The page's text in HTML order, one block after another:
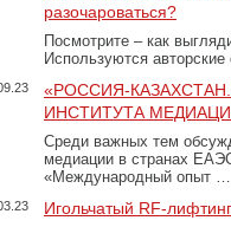
разочароваться?
Посмотрите – как
Используются
«РОССИЯ-
ИНСТИТУТА
Среди важных тем
медиации в странах
«Международный опыт …
Игольчатый RF-